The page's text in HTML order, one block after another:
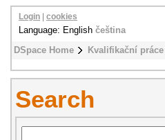
DSpace Home Kvalifikační
Login cookies
Language: English čeština
Search